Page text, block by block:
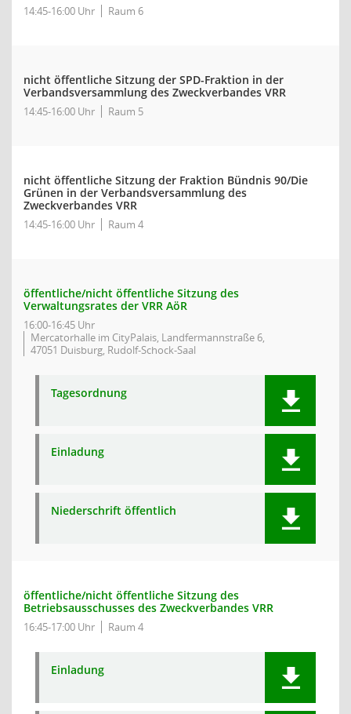
14:45-16:00 Uhr Raum 6
nicht öffentliche Sitzung der SPD-Fraktion in der
Verbandsversammlung des Zweckverbandes VRR
14:45-16:00 Uhr Raum 5
nicht öffentliche Sitzung der Fraktion Bündnis 90/Die
Grünen in der Verbandsversammlung des
Zweckverbandes VRR
14:45-16:00 Uhr Raum 4
öffentliche/nicht öffentliche Sitzung des
Verwaltungsrates der VRR AöR
16:00-16:45 Uhr
Mercatorhalle im CityPalais, Landfermannstraße 6,
47051 Duisburg, Rudolf-Schock-Saal
Tagesordnung
Einladung
Niederschrift öffentlich
öffentliche/nicht öffentliche Sitzung des
Betriebsausschusses des Zweckverbandes VRR
16:45-17:00 Uhr Raum 4
Einladung